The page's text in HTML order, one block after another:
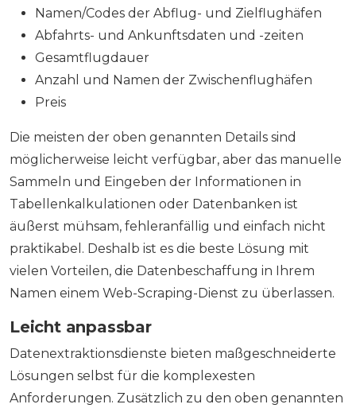
Namen/Codes der Abflug- und Zielflughäfen
Abfahrts- und Ankunftsdaten und -zeiten
Gesamtflugdauer
Anzahl und Namen der Zwischenflughäfen
Preis
Die meisten der oben genannten Details sind
möglicherweise leicht verfügbar, aber das manuelle
Sammeln und Eingeben der Informationen in
Tabellenkalkulationen oder Datenbanken ist
äußerst mühsam, fehleranfällig und einfach nicht
praktikabel. Deshalb ist es die beste Lösung mit
vielen Vorteilen, die Datenbeschaffung in Ihrem
Namen einem Web-Scraping-Dienst zu überlassen.
Leicht anpassbar
Datenextraktionsdienste bieten maßgeschneiderte
Lösungen selbst für die komplexesten
Anforderungen. Zusätzlich zu den oben genannten